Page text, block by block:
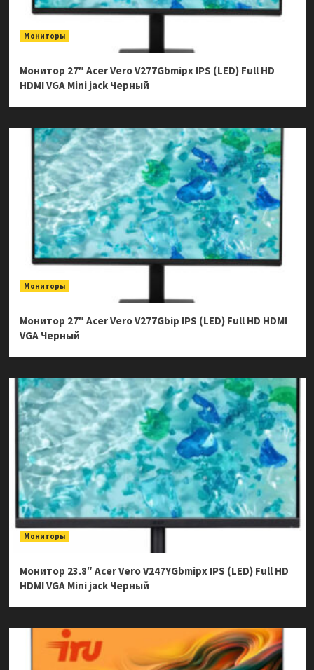
Мониторы
Монитор 27″ Acer Vero V277Gbmipx IPS (LED) Full HD
HDMI VGA Mini jack Черный
Мониторы
Монитор 27″ Acer Vero V277Gbip IPS (LED) Full HD HDMI
VGA Черный
Мониторы
Монитор 23.8″ Acer Vero V247YGbmipx IPS (LED) Full HD
HDMI VGA Mini jack Черный